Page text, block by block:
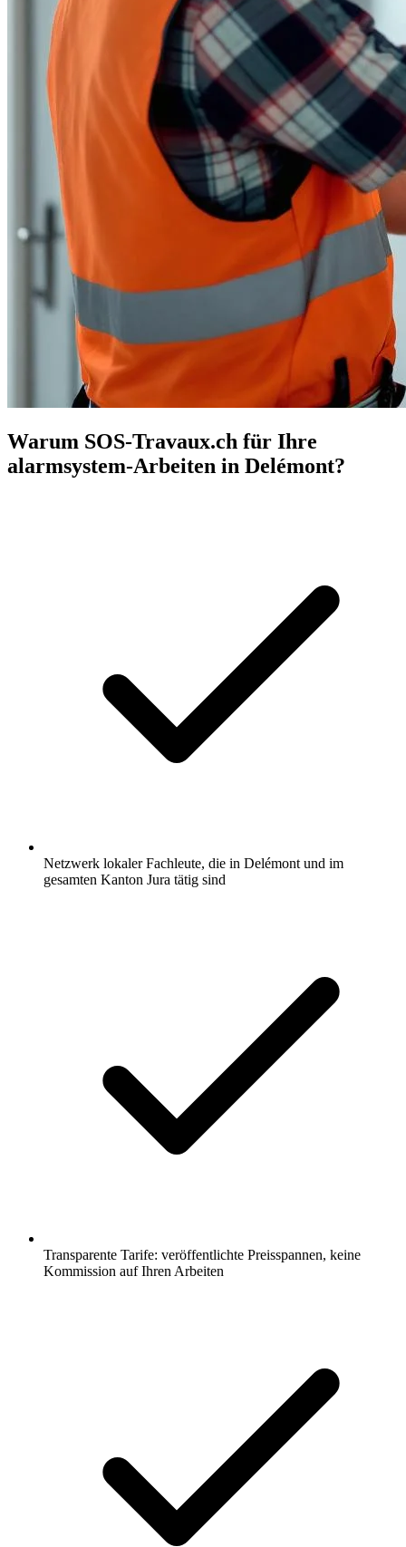
Warum SOS-Travaux.ch für Ihre
alarmsystem-Arbeiten in Delémont?
Netzwerk lokaler Fachleute, die in Delémont und im
gesamten Kanton Jura tätig sind
Transparente Tarife: veröffentlichte Preisspannen, keine
Kommission auf Ihren Arbeiten